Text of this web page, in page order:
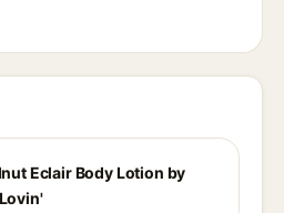
Eclair Body Lotion by